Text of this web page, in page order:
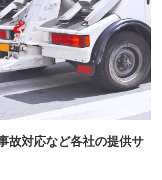
の管理、給与支給、福利厚生・採用
続きのため、当社と従業員または従
営業情報の提供業務、契約締結手
およびこれらに準ずる業務の遂行
るため
故対応など各社の提供サ